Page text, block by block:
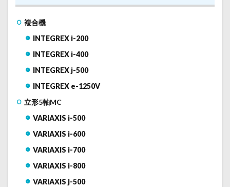
複合機
INTEGREX i-200
INTEGREX i-400
INTEGREX j-500
INTEGREX e-1250V
立形5軸MC
VARIAXIS i-500
VARIAXIS i-600
VARIAXIS i-700
VARIAXIS i-800
VARIAXIS j-500